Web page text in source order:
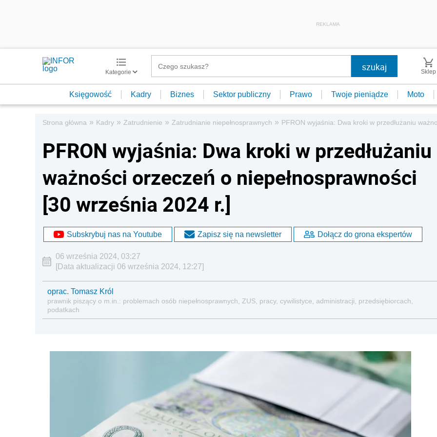
REKLAMA
Kategorie Sklep
Księgowość Kadry Biznes Sektor publiczny Prawo Twoje pieniądze Moto
Strona główna » Kadry » Zatrudnienie » Zatrudnianie niepełnosprawnych » PFRON wyjaśnia: Dwa kroki w przedłużaniu
PFRON wyjaśnia: Dwa kroki w przedłużaniu
ważności orzeczeń o niepełnosprawności
[30 września 2024 r.]
Subskrybuj nas na Youtube Zapisz się na newsletter Dołącz do grona ekspertów
06 września 2024, 03:27
[Data aktualizacji 06 września 2024, 12:27]
oprac. Tomasz Król
prawnik piszący o m.in.: problemach osób niepełnosprawnych, ZUS, pracy, cywilistyce, administracji, przedsiębiorcach,
podatkach